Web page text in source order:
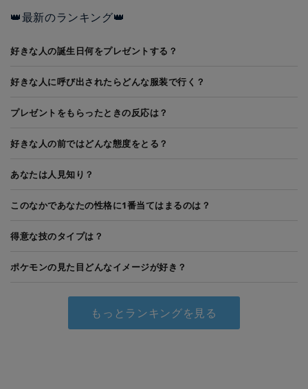
👑最新のランキング👑
好きな人の誕生日何をプレゼントする？
好きな人に呼び出されたらどんな服装で行く？
プレゼントをもらったときの反応は？
好きな人の前ではどんな態度をとる？
あなたは人見知り？
このなかであなたの性格に1番当てはまるのは？
得意な技のタイプは？
ポケモンの見た目どんなイメージが好き？
もっとランキングを見る